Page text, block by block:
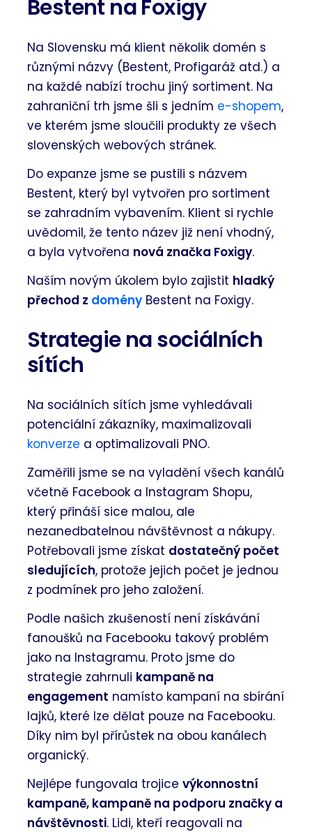
Bestent na Foxigy
Na Slovensku má klient několik domén s
různými názvy (Bestent, Profigaráž atd.) a
na každé nabízí trochu jiný sortiment. Na
zahraniční trh jsme šli s jedním e-shopem,
ve kterém jsme sloučili produkty ze všech
slovenských webových stránek.
Do expanze jsme se pustili s názvem
Bestent, který byl vytvořen pro sortiment
se zahradním vybavením. Klient si rychle
uvědomil, že tento název již není vhodný,
a byla vytvořena nová značka Foxigy.
Naším novým úkolem bylo zajistit hladký
přechod z domény Bestent na Foxigy.
Strategie na sociálních
sítích
Na sociálních sítích jsme vyhledávali
potenciální zákazníky, maximalizovali
konverze a optimalizovali PNO.
Zaměřili jsme se na vyladění všech kanálů
včetně Facebook a Instagram Shopu,
který přináší sice malou, ale
nezanedbatelnou návštěvnost a nákupy.
Potřebovali jsme získat dostatečný počet
sledujících, protože jejich počet je jednou
z podmínek pro jeho založení.
Podle našich zkušeností není získávání
fanoušků na Facebooku takový problém
jako na Instagramu. Proto jsme do
strategie zahrnuli kampaně na
engagement namísto kampaní na sbírání
lajků, které lze dělat pouze na Facebooku.
Díky nim byl přírůstek na obou kanálech
organický.
Nejlépe fungovala trojicevýkonnostní
kampaně, kampaně na podporu značky a
návštěvnosti. Lidi, kteří reagovali na